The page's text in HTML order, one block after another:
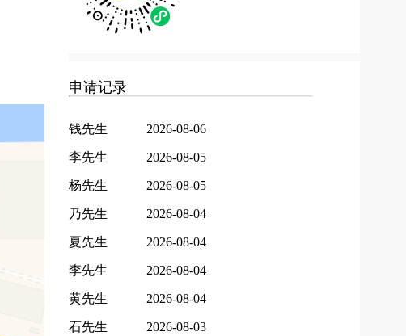
申请记录
钱先生 2026-08-06
李先生 2026-08-05
杨先生 2026-08-05
乃先生 2026-08-04
夏先生 2026-08-04
李先生 2026-08-04
黄先生 2026-08-04
石先生 2026-08-03